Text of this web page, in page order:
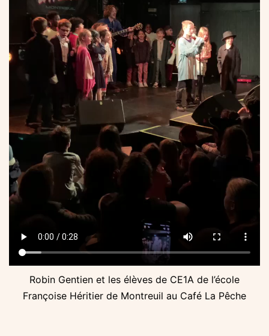
Robin Gentien et les élèves de CE1A de l’école
Françoise Héritier de Montreuil au Café La Pêche